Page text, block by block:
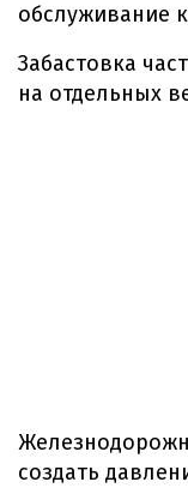
обслуживание
Забастовка
на отдельных
создать